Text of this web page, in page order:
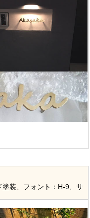
装、フォント：H-9、サ